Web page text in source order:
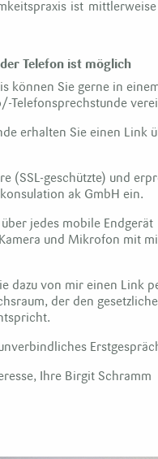
ist
Telefon ist möglich
können Sie gerne in
Telefonsprechstunde
erhalten Sie einen Link
(SSL-geschützte) und
ak GmbH ein.
jedes mobile Endgerät
und Mikrofon mit
dazu von mir einen Link
der den
Ihre Birgit Schramm